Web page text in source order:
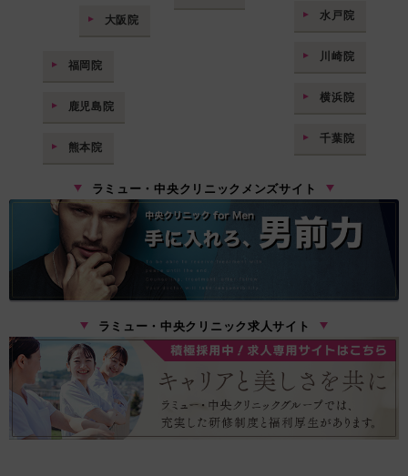
水戸院
川崎院
横浜院
千葉院
大阪院
福岡院
鹿児島院
熊本院
ラミュー・中央クリニックメンズサイト
ラミュー・中央クリニック求人サイト